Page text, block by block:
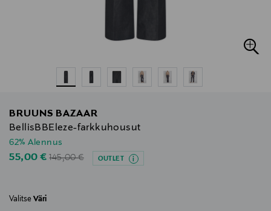
BRUUNS BAZAAR
BellisBBEleze-farkkuhousut
62% Alennus
Discounted Price
55,00 €Original Price
145,00 € OUTLET
Valitse Väri